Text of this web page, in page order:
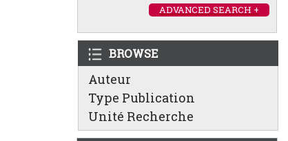
ADVANCED SEARCH +
BROWSE
Auteur
Type Publication
Unité Recherche